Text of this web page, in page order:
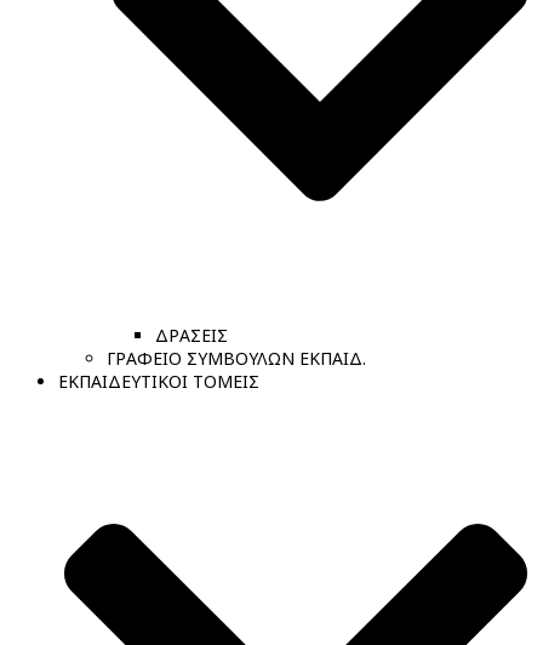
ΔΡΑΣΕΙΣ
ΓΡΑΦΕΙΟ ΣΥΜΒΟΥΛΩΝ ΕΚΠΑΙΔ.
ΕΚΠΑΙΔΕΥΤΙΚΟΙ ΤΟΜΕΙΣ